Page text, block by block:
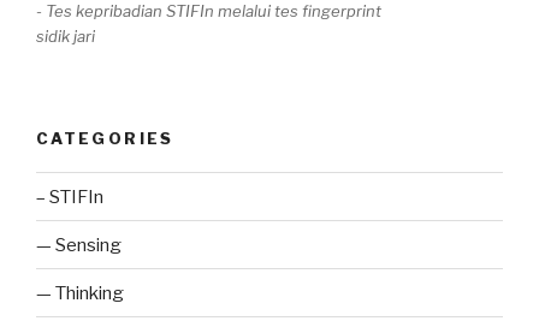
- Tes kepribadian STIFIn melalui tes fingerprint
sidik jari
CATEGORIES
– STIFIn
— Sensing
— Thinking